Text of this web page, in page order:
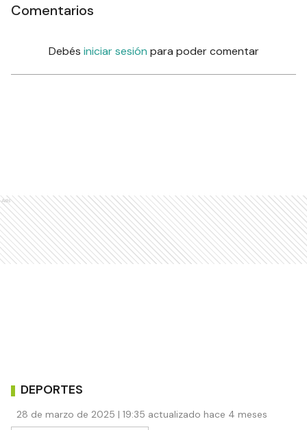
Comentarios
Debés iniciar sesión para poder comentar
Ads
DEPORTES
28 de marzo de 2025 | 19:35 actualizado hace 4 meses